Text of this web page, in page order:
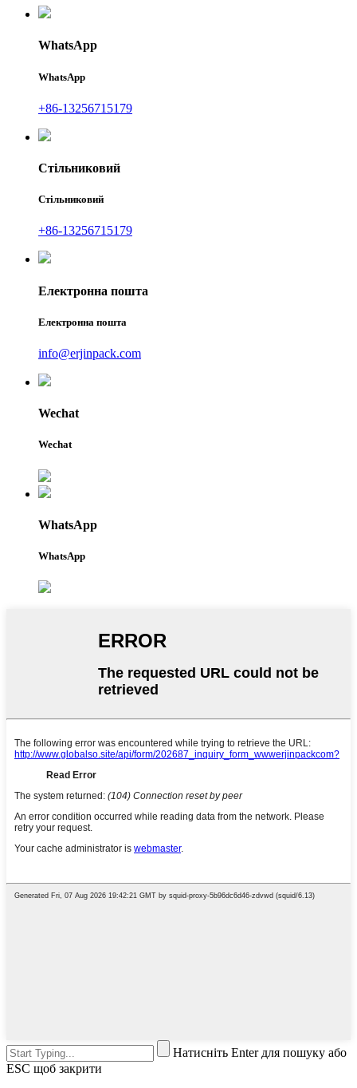
WhatsApp
WhatsApp
+86-13256715179
Стільниковий
Стільниковий
+86-13256715179
Електронна пошта
Електронна пошта
info@erjinpack.com
Wechat
Wechat
WhatsApp
WhatsApp
Натисніть Enter для пошуку або
ESC щоб закрити